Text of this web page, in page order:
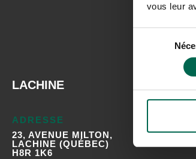
vous leur
consentement
LACHINE
ADRESSE
23, AVENUE MILTON,
LACHINE (QUÉBEC)
H8R 1K6